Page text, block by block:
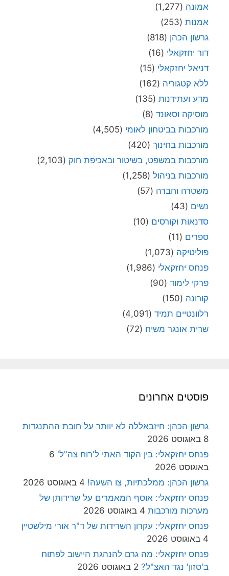
אמונה (1,277)
אמנות (253)
גרשון הכהן (818)
דור יחזקאלי (16)
דניאל יחזקאלי (15)
ללא קטגוריה (162)
מדע ועתידנות (135)
מוסיקה וסאונד (8)
מורכבות בביטחון לאומי (4,505)
מורכבות בחינוך (420)
מורכבות במשפט, בשיטור ובאכיפת חוק (2,103)
מורכבות בניהול (1,258)
משטרה וחברה (57)
נשים (43)
סדנאות וקורסים (10)
ספרים (11)
פוליטיקה (1,073)
פנחס יחזקאלי (1,986)
פרקי לימוד (90)
קורונה (150)
רלוונטיים תמיד (4,091)
שרית אונגר משיח (72)
פוסטים אחרונים
גרשון הכהן: חיזבאללה לא יוותר על חובת ההתנגדות
8 באוגוסט 2026
פנחס יחזקאלי: בין הקוד האתי ל'רוח צה"ל' 6
באוגוסט 2026
גרשון הכהן: ממלכתיות, צו השעה! 4 באוגוסט 2026
פנחס יחזקאלי: אוסף המאמרים על שרידותן של
מערכות מורכבות 4 באוגוסט 2026
פנחס יחזקאלי: עקרון השרידות של ד"ר אורי מילשטיין
4 באוגוסט 2026
פנחס יחזקאלי: מה גרם להנהגת היישוב לפתוח
ב'סזון' נגד האצ"ל? 2 באוגוסט 2026